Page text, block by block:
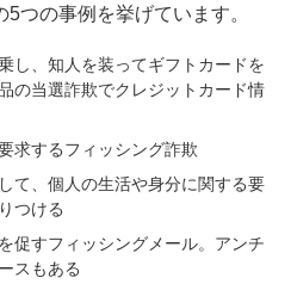
つの事例を挙げています。
し、知人を装ってギフトカードを
の当選詐欺でクレジットカード情
求するフィッシング詐欺
て、個人の生活や身分に関する要
つける
促すフィッシングメール。アンチ
スもある